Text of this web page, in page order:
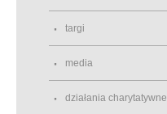
targi
media
działania charytatywne